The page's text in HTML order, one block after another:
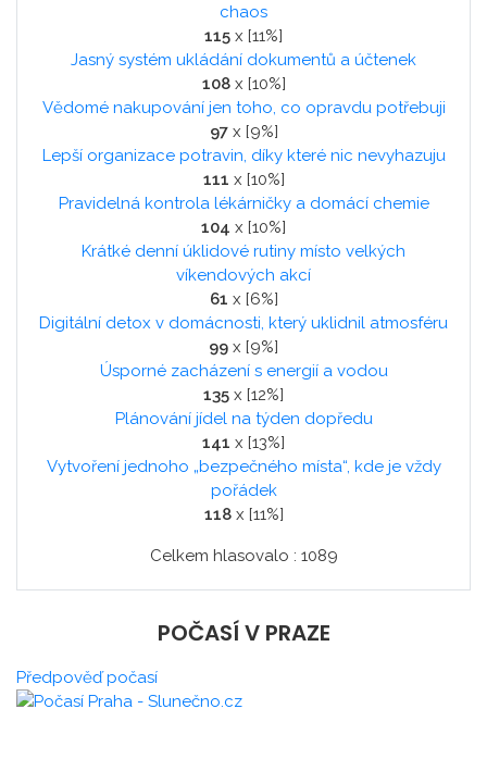
chaos
115 x [11%]
Jasný systém ukládání dokumentů a účtenek
108x [10%]
Vědomé nakupování jen toho, co opravdu potřebuji
97x [9%]
Lepší organizace potravin, díky které nic nevyhazuju
111 x [10%]
Pravidelná kontrola lékárničky a domácí chemie
104 x [10%]
Krátké denní úklidové rutiny místo velkých
víkendových akcí
61 x [6%]
Digitální detox v domácnosti, který uklidnil atmosféru
99 x [9%]
Úsporné zacházení s energií a vodou
135 x [12%]
Plánování jídel na týden dopředu
141 x [13%]
Vytvoření jednoho „bezpečného místa“, kde je vždy
pořádek
118x [11%]
Celkem hlasovalo : 1089
POČASÍ V PRAZE
Předpověď počasí